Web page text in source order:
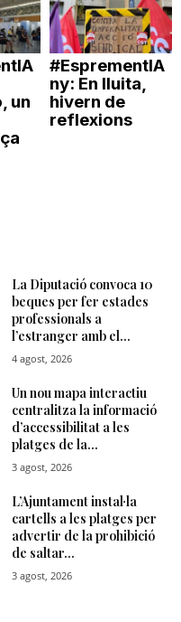
un
#EsprementlA
ny: En lluita,
hivern de
reflexions